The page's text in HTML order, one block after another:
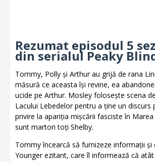
Rezumat episodul 5
din serialul Peaky
Tommy, Polly și Arthur au grijă de rana
măsură ce aceasta își revine, ea
ucide pe Arthur. Mosley folosește scena
Lacului Lebedelor pentru a ține un discurs
privire la apariția mișcării fasciste în
sunt martori toți Shelby.
Tommy încearcă să furnizeze informații și
Younger ezitant, care îl informează că